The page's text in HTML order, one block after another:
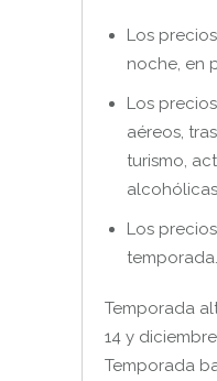
Los
noche, en
Los
aéreos,
turismo,
Los
temporada.
Temporada
14 y
Temporada